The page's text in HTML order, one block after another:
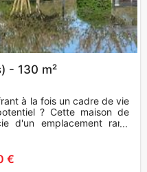
- 130 m²
à la fois un cadre de vie
? Cette maison de
d'un emplacement rare,
€